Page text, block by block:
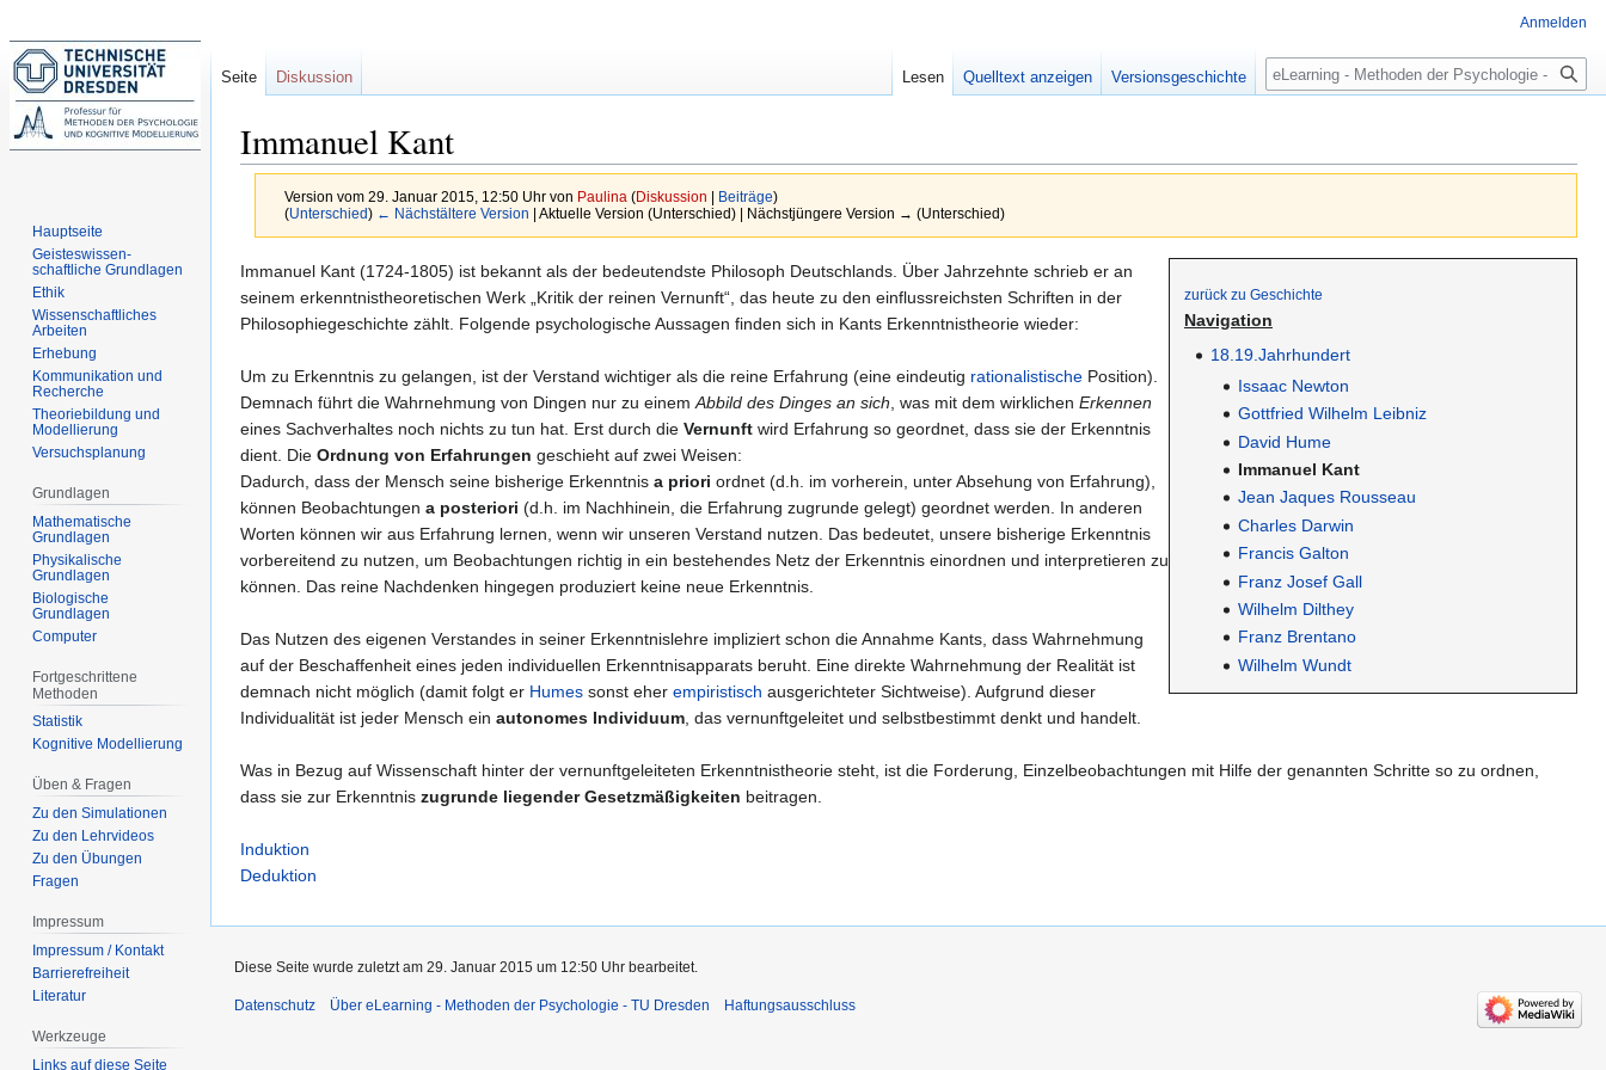
Immanuel Kant
Version vom 29. Januar 2015, 12:50 Uhr von Paulina (Diskussion Beiträge)
(Unterschied) ← Nächstältere Version | Aktuelle Version (Unterschied) | Nächstjüngere Version → (Unterschied)
Zur
Navigation
springen
Zur
Suche
springen
zurück zu Geschichte
Navigation
18.19.Jahrhundert
Issaac Newton
Gottfried Wilhelm Leibniz
David Hume
Immanuel Kant
Jean Jaques Rousseau
Charles Darwin
Francis Galton
Franz Josef Gall
Wilhelm Dilthey
Franz Brentano
Wilhelm Wundt
Immanuel Kant (1724-1805) ist bekannt als der bedeutendste Philosoph Deutschlands. Über Jahrzehnte schrieb er an
seinem erkenntnistheoretischen Werk „Kritik der reinen Vernunft“, das heute zu den einflussreichsten Schriften in der
Philosophiegeschichte zählt. Folgende psychologische Aussagen finden sich in Kants Erkenntnistheorie wieder:
Um zu Erkenntnis zu gelangen, ist der Verstand wichtiger als die reine Erfahrung (eine eindeutig rationalistische Position).
Demnach führt die Wahrnehmung von Dingen nur zu einem Abbild des Dinges an sich , was mit dem wirklichen Erkennen
eines Sachverhaltes noch nichts zu tun hat. Erst durch die Vernunft wird Erfahrung so geordnet, dass sie der Erkenntnis
dient. Die Ordnung von Erfahrungen geschieht auf zwei Weisen:
Dadurch, dass der Mensch seine bisherige Erkenntnis a priori ordnet (d.h. im vorherein, unter Absehung von Erfahrung),
können Beobachtungen a posteriori (d.h. im Nachhinein, die Erfahrung zugrunde gelegt) geordnet werden. In anderen
Worten können wir aus Erfahrung lernen, wenn wir unseren Verstand nutzen. Das bedeutet, unsere bisherige Erkenntnis
vorbereitend zu nutzen, um Beobachtungen richtig in ein bestehendes Netz der Erkenntnis einordnen und interpretieren zu
können. Das reine Nachdenken hingegen produziert keine neue Erkenntnis.
Das Nutzen des eigenen Verstandes in seiner Erkenntnislehre impliziert schon die Annahme Kants, dass Wahrnehmung
auf der Beschaffenheit eines jeden individuellen Erkenntnisapparats beruht. Eine direkte Wahrnehmung der Realität ist
demnach nicht möglich (damit folgt er Humes sonst eher empiristisch ausgerichteter Sichtweise). Aufgrund dieser
Individualität ist jeder Mensch ein autonomes Individuum , das vernunftgeleitet und selbstbestimmt denkt und handelt.
Was in Bezug auf Wissenschaft hinter der vernunftgeleiteten Erkenntnistheorie steht, ist die Forderung, Einzelbeobachtungen mit Hilfe der genannten Schritte so zu ordnen,
dass sie zur Erkenntnis zugrunde liegender Gesetzmäßigkeiten beitragen.
Induktion
Deduktion
Anmelden
Seite Diskussion Lesen Quelltext anzeigen Versionsgeschichte Suche
Hauptseite
Geisteswissen-
schaftliche Grundlagen
Ethik
Wissenschaftliches
Arbeiten
Erhebung
Kommunikation und
Recherche
Theoriebildung und
Modellierung
Versuchsplanung
Grundlagen
Mathematische
Grundlagen
Physikalische
Grundlagen
Biologische
Grundlagen
Computer
Fortgeschrittene
Methoden
Statistik
Kognitive Modellierung
Üben & Fragen
Zu den Simulationen
Zu den Lehrvideos
Zu den Übungen
Fragen
Impressum
Impressum / Kontakt
Barrierefreiheit
Literatur
Werkzeuge
Links auf diese Seite
Diese Seite wurde zuletzt am 29. Januar 2015 um 12:50 Uhr bearbeitet.
Datenschutz Über eLearning - Methoden der Psychologie - TU Dresden Haftungsausschluss